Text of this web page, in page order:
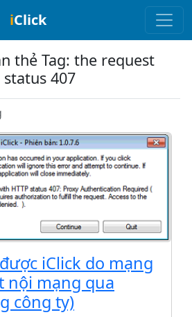
iClick
thẻ Tag: the request
407
iClick do mạng
nội mạng qua
công ty)